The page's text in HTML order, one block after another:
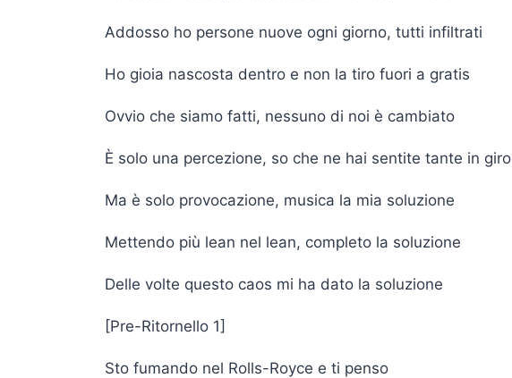
Addosso ho persone nuove ogni giorno, tutti infiltrati
Ho gioia nascosta dentro e non la tiro fuori a gratis
Ovvio che siamo fatti, nessuno di noi è cambiato
È solo una percezione, so che ne hai sentite tante in giro
Ma è solo provocazione, musica la mia soluzione
Mettendo più lean nel lean, completo la soluzione
Delle volte questo caos mi ha dato la soluzione
[Pre-Ritornello 1]
Sto fumando nel Rolls-Royce e ti penso